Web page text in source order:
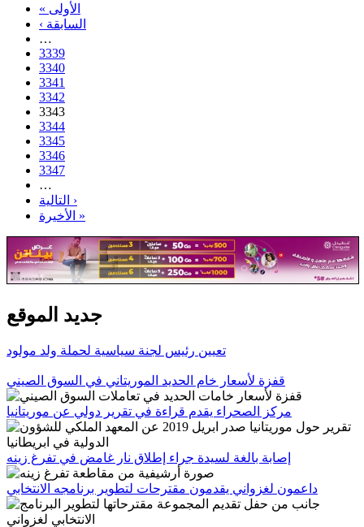
« الأولى
‹ السابقة
…
3339
3340
3341
3342
3343
3344
3345
3346
3347
…
التالية ›
الأخيرة »
جديد الموقع
تعيين رئيس لجنة سياسية لحملة ولد مولود
قفزة لأسعار خام الحديد الموريتاني في السوق الصيني
مركز الصحراء يقدم قراءة في تقرير دولي عن موريتانيا
إصابة بالغة لسيدة جراء إطلاق نار غامض في تفرغ زينه
داعمون لغزواني يقدمون مقترحات لتطوير برنامجه الانتخابي